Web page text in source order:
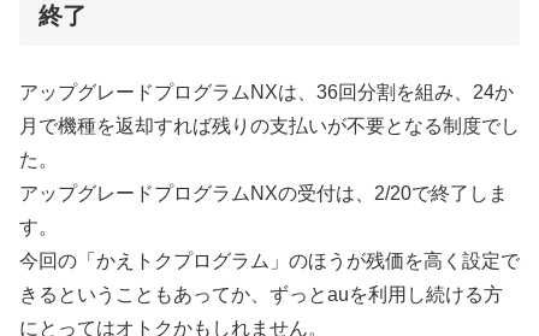
終了
アップグレードプログラムNXは、36回分割を組み、24か
月で機種を返却すれば残りの支払いが不要となる制度でし
た。
アップグレードプログラムNXの受付は、2/20で終了しま
す。
今回の「かえトクプログラム」のほうが残価を高く設定で
きるということもあってか、ずっとauを利用し続ける方
にとってはオトクかもしれません。